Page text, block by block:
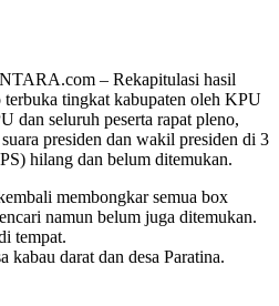
– Rekapitulasi hasil
terbuka tingkat kabupaten oleh KPU
dan seluruh peserta rapat pleno,
presiden dan wakil presiden di 3
hilang dan belum ditemukan.
membongkar semua box
namun belum juga ditemukan.
tempat.
darat dan desa Paratina.